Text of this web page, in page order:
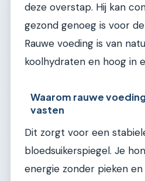
deze overstap. Hij kan
gezond genoeg is voor
Rauwe voeding is van
koolhydraten en hoog in
Waarom rauwe
vasten
Dit zorgt voor een
bloedsuikerspiegel. Je
energie zonder pieken en